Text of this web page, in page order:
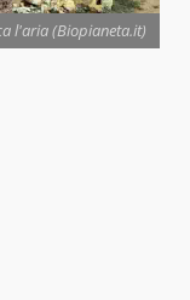
l'aria (Biopianeta.it)